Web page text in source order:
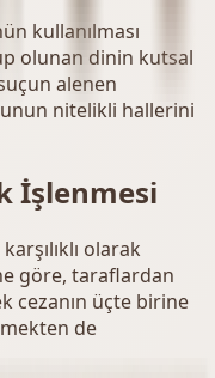
kullanılması
olunan dinin kutsal
alenen
nitelikli hallerini
İşlenmesi
olarak
göre, taraflardan
cezanın üçte birine
de